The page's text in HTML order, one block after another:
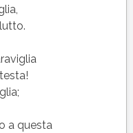
a questa